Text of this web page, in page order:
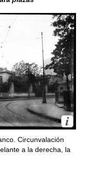
Circunvalación
a la derecha, la